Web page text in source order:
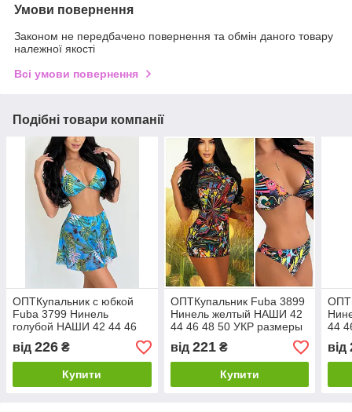
Умови повернення
Законом не передбачено повернення та обмін даного товару
належної якості
Всі умови повернення
Подібні товари компанії
ОПТКупальник с юбкой
Fuba 3799 Нинель
голубой НАШИ 42 44 46
від 226 ₴
Купити
ОПТКупальник Fuba 3899
Нинель желтый НАШИ 42
44 46 48 50 УКР размеры
від 221₴
Купити
44
від